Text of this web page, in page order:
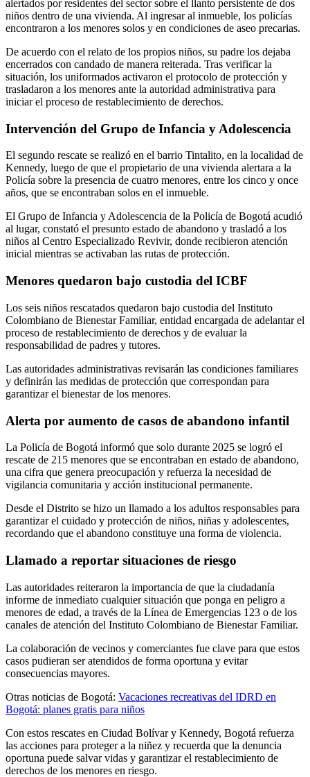
alertados por residentes del sector sobre el llanto persistente de dos
niños dentro de una vivienda. Al ingresar al inmueble, los policías
encontraron a los menores solos y en condiciones de aseo precarias.
De acuerdo con el relato de los propios niños, su padre los dejaba
encerrados con candado de manera reiterada. Tras verificar la
situación, los uniformados activaron el protocolo de protección y
trasladaron a los menores ante la autoridad administrativa para
iniciar el proceso de restablecimiento de derechos.
Intervención del Grupo de Infancia y Adolescencia
El segundo rescate se realizó en el barrio Tintalito, en la localidad de
Kennedy, luego de que el propietario de una vivienda alertara a la
Policía sobre la presencia de cuatro menores, entre los cinco y once
años, que se encontraban solos en el inmueble.
El Grupo de Infancia y Adolescencia de la Policía de Bogotá acudió
al lugar, constató el presunto estado de abandono y trasladó a los
niños al Centro Especializado Revivir, donde recibieron atención
inicial mientras se activaban las rutas de protección.
Menores quedaron bajo custodia del ICBF
Los seis niños rescatados quedaron bajo custodia del Instituto
Colombiano de Bienestar Familiar, entidad encargada de adelantar el
proceso de restablecimiento de derechos y de evaluar la
responsabilidad de padres y tutores.
Las autoridades administrativas revisarán las condiciones familiares
y definirán las medidas de protección que correspondan para
garantizar el bienestar de los menores.
Alerta por aumento de casos de abandono infantil
La Policía de Bogotá informó que solo durante 2025 se logró el
rescate de 215 menores que se encontraban en estado de abandono,
una cifra que genera preocupación y refuerza la necesidad de
vigilancia comunitaria y acción institucional permanente.
Desde el Distrito se hizo un llamado a los adultos responsables para
garantizar el cuidado y protección de niños, niñas y adolescentes,
recordando que el abandono constituye una forma de violencia.
Llamado a reportar situaciones de riesgo
Las autoridades reiteraron la importancia de que la ciudadanía
informe de inmediato cualquier situación que ponga en peligro a
menores de edad, a través de la Línea de Emergencias 123 o de los
canales de atención del Instituto Colombiano de Bienestar Familiar.
La colaboración de vecinos y comerciantes fue clave para que estos
casos pudieran ser atendidos de forma oportuna y evitar
consecuencias mayores.
Otras noticias de Bogotá: Vacaciones recreativas del IDRD en
Bogotá: planes gratis para niños
Con estos rescates en Ciudad Bolívar y Kennedy, Bogotá refuerza
las acciones para proteger a la niñez y recuerda que la denuncia
oportuna puede salvar vidas y garantizar el restablecimiento de
derechos de los menores en riesgo.